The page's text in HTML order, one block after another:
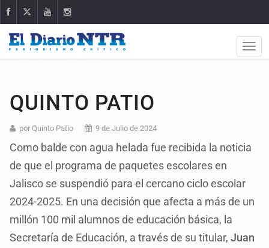
QUINTO PATIO
por Quinto Patio 9 de Julio de 2024
Como balde con agua helada fue recibida la noticia
de que el programa de paquetes escolares en
Jalisco se suspendió para el cercano ciclo escolar
2024-2025. En una decisión que afecta a más de un
millón 100 mil alumnos de educación básica, la
Secretaría de Educación, a través de su titular,Juan